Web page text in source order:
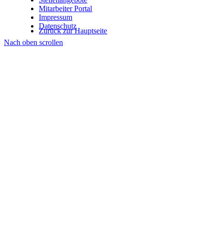
Zurück zur Hauptseite
Mitarbeiter Portal
Impressum
Datenschutz
Nach oben scrollen